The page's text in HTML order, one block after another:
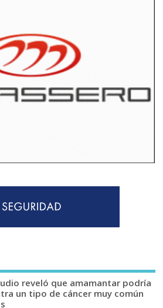
reveló que amamantar podría
un tipo de cáncer muy común